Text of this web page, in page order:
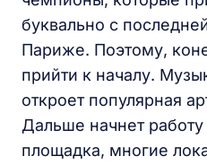
буквально с
Париже. Поэтому,
прийти к началу.
откроет популярная
Дальше начнет работу
площадка, многие